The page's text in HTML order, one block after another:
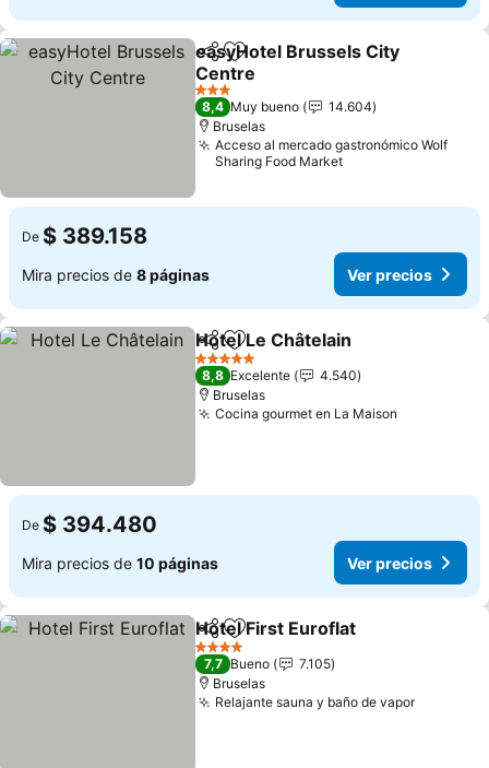
CompartirAgregar a favoritos
easyHotel Brussels City
Centre
3 Estrellas
8,4 Muy bueno
14.604
Bruselas
Acceso al mercado gastronómico Wolf
Sharing Food Market
De $ 389.158
Mira precios de 8 páginas Ver precios
CompartirAgregar a favoritos
Hotel Le Châtelain
5 Estrellas
8,8 Excelente
4.540
Bruselas
Cocina gourmet en La Maison
De $ 394.480
Mira precios de 10 páginas Ver precios
CompartirAgregar a favoritos
Hotel First Euroflat
4 Estrellas
7,7 Bueno
7.105
Bruselas
Relajante sauna y baño de vapor